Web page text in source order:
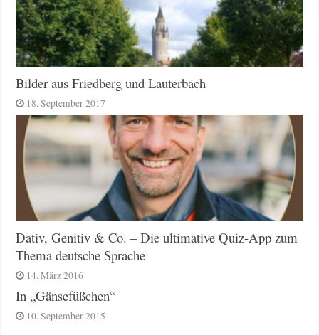
Bilder aus Friedberg und Lauterbach
18. September 2017
Dativ, Genitiv & Co. – Die ultimative Quiz-App zum
Thema deutsche Sprache
14. März 2016
In „Gänsefüßchen“
10. September 2015